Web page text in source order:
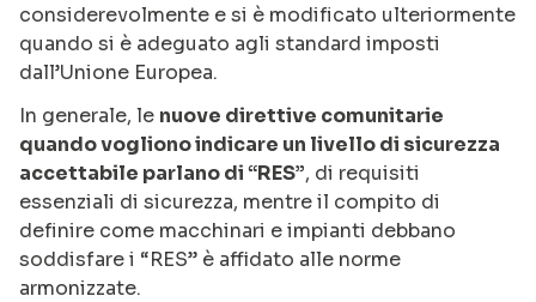
considerevolmente e si è modificato ulteriormente
quando si è adeguato agli standard imposti
dall’Unione Europea.
In generale, le nuove direttive comunitarie
quando vogliono indicare un livello di sicurezza
accettabile parlano di “RES”, di requisiti
essenziali di sicurezza, mentre il compito di
definire come macchinari e impianti debbano
soddisfare i “RES” è affidato alle norme
armonizzate.